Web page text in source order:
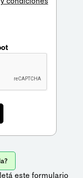
este formulario